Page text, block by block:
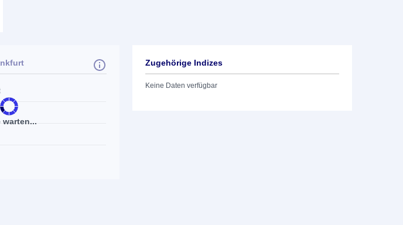
warten...
Zugehörige Indizes
Keine Daten verfügbar